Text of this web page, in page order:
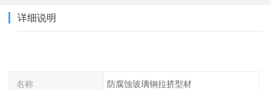
详细说明
名称 防腐蚀玻璃钢拉挤型材